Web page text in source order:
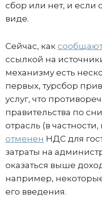
сбор или нет, и если
виде.
Сейчас, как
ссылкой на
механизму есть
первых, турсбор
услуг, что
правительства по
отрасль (в
отменен НДС для
затраты на
оказаться выше
например,
его введения.